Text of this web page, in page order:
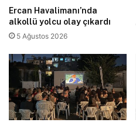
Ercan Havalimanı’nda
alkollü yolcu olay çıkardı
5 Ağustos 2026